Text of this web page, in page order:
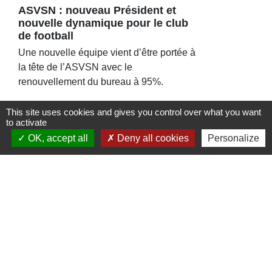
ASVSN : nouveau Président et
nouvelle dynamique pour le club
de football
Une nouvelle équipe vient d’être portée à
la tête de l’ASVSN avec le
renouvellement du bureau à 95%.
Contacts
This site uses cookies and gives you control over what you want
to activate
OK, accept all
Deny all cookies Personalize